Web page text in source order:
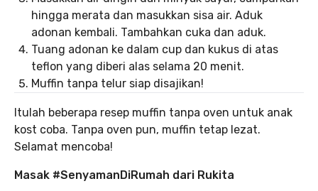
hingga merata dan masukkan sisa air. Aduk
adonan kembali. Tambahkan cuka dan aduk.
Tuang adonan ke dalam cup dan kukus di atas
teflon yang diberi alas selama 20 menit.
Muffin tanpa telur siap disajikan!
Itulah beberapa resep muffin tanpa oven untuk anak
kost coba. Tanpa oven pun, muffin tetap lezat.
Selamat mencoba!
Masak #SenyamanDiRumah dari Rukita